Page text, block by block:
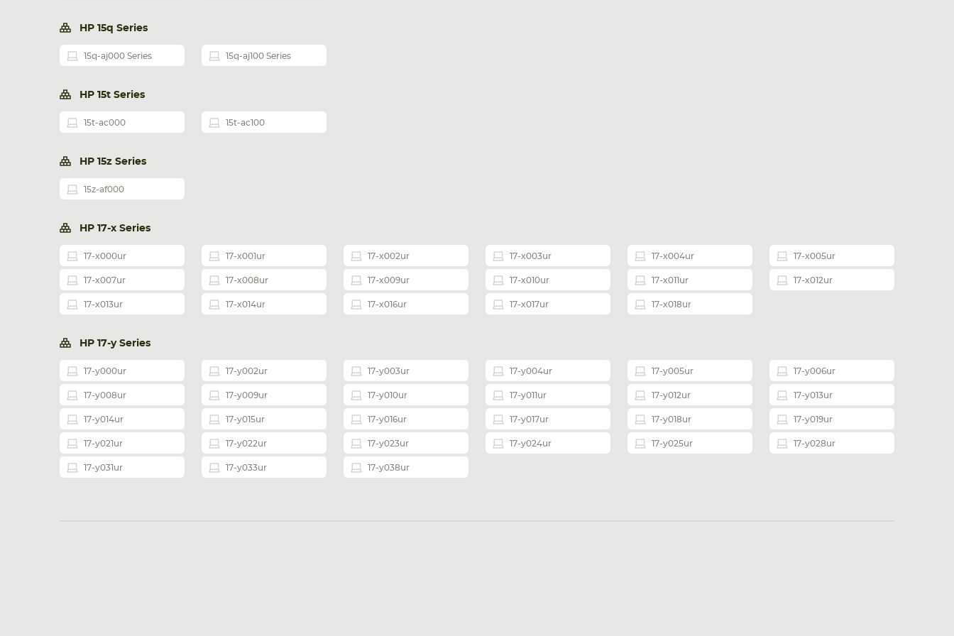
HP 15q Series
15q-aj000 Series 15q-aj100 Series
HP 15t Series
15t-ac000 15t-ac100
HP 15z Series
15z-af000
HP 17-x Series
17-x000ur 17-x001ur 17-x002ur 17-x003ur 17-x004ur 17-x005ur
17-x007ur 17-x008ur 17-x009ur 17-x010ur 17-x011ur 17-x012ur
17-x013ur 17-x014ur 17-x016ur 17-x017ur 17-x018ur
HP 17-y Series
17-y000ur 17-y002ur 17-y003ur 17-y004ur 17-y005ur 17-y006ur
17-y008ur 17-y009ur 17-y010ur 17-y011ur 17-y012ur 17-y013ur
17-y014ur 17-y015ur 17-y016ur 17-y017ur 17-y018ur 17-y019ur
17-y021ur 17-y022ur 17-y023ur 17-y024ur 17-y025ur 17-y028ur
17-y031ur 17-y033ur 17-y038ur